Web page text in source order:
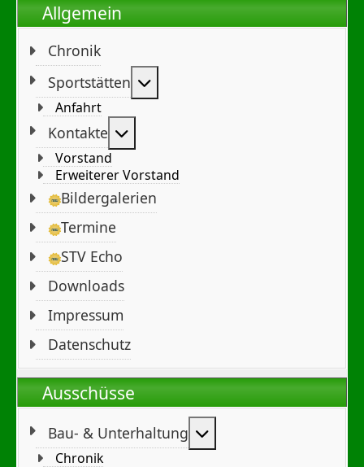
Allgemein
Chronik
Sportstätten
Anfahrt
Kontakte
Vorstand
Erweiterer Vorstand
Bildergalerien
Termine
STV Echo
Downloads
Impressum
Datenschutz
Ausschüsse
Bau- & Unterhaltung
Chronik